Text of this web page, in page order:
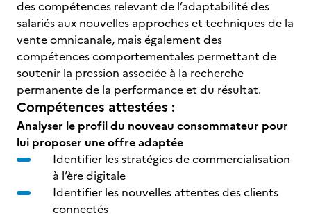
des compétences relevant de l’adaptabilité des
salariés aux nouvelles approches et techniques de la
vente omnicanale, mais également des
compétences comportementales permettant de
soutenir la pression associée à la recherche
permanente de la performance et du résultat.
Compétences attestées :
Analyser le profil du nouveau consommateur pour
lui proposer une offre adaptée
Identifier les stratégies de commercialisation
à l’ère digitale
Identifier les nouvelles attentes des clients
connectés